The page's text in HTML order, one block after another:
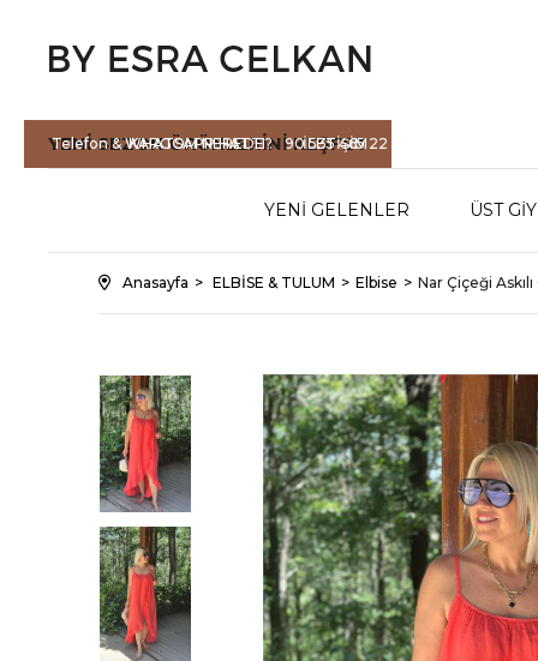
Telefon & WHATSAPP HATTI : 90 535 465 22
YENİ SEZONÜRÜNLERİNİ KEŞFET
KARGOM NEREDE? İLETİŞİM
YENİ GELENLER ÜST
Anasayfa ELBİSE & TULUM Elbise Nar Çiçeği